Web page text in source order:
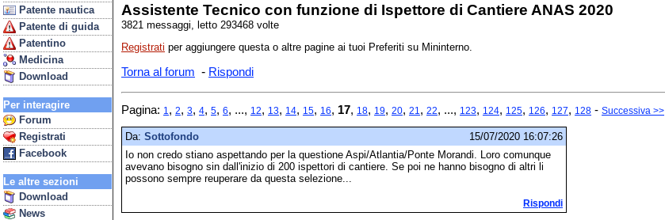
Patente nautica
Patente di guida
Patentino
Medicina
Download
Per interagire
Forum
Registrati
Facebook
Le altre sezioni
Download
News
Assistente Tecnico con funzione di Ispettore di Cantiere ANAS 2020
3821 messaggi, letto 293468 volte
Registrati per aggiungere questa o altre pagine ai tuoi Preferiti su Mininterno.
Torna al forum - Rispondi
Pagina: 1, 2, 3, 4, 5, 6, ..., 12, 13, 14, 15, 16, 17, 18, 19, 20, 21, 22, ..., 123, 124, 125, 126, 127, 128 - Successiva >>
Da: Sottofondo
15/07/2020 16:07:26
Io non credo stiano aspettando per la questione Aspi/Atlantia/Ponte Morandi. Loro comunque
avevano bisogno sin dall'inizio di 200 ispettori di cantiere. Se poi ne hanno bisogno di altri li
possono sempre reuperare da questa selezione...
Rispondi